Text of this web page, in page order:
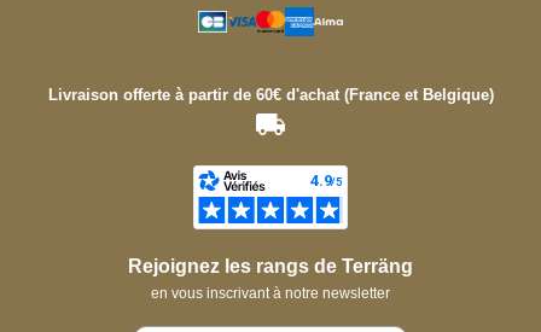
Livraison offerte à partir de 60€ d'achat (France et Belgique)
Rejoignez les rangs de Terräng
en vous inscrivant à notre newsletter